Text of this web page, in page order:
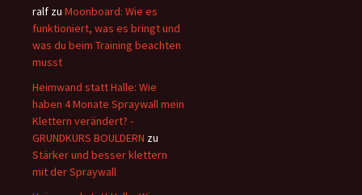
ralf zu Moonboard: Wie es
funktioniert, was es bringt und
was du beim Training beachten
musst
Heimwand statt Halle: Wie
haben 4 Monate Spraywall mein
Klettern verändert? -
GRUNDKURS BOULDERN zu
Stärker und besser klettern
mit der Spraywall